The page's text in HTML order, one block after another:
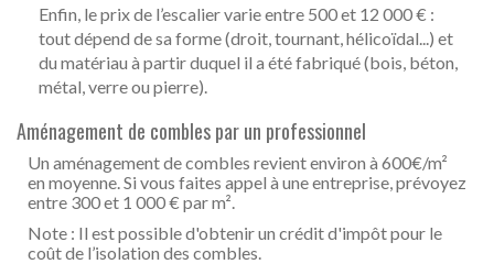
Enfin, le prix de l’escalier varie entre 500 et 12 000 € :
tout dépend de sa forme (droit, tournant, hélicoïdal...) et
du matériau à partir duquel il a été fabriqué (bois, béton,
métal, verre ou pierre).
Aménagement de combles par un professionnel
Un aménagement de combles revient environ à 600€/m²
en moyenne. Si vous faites appel à une entreprise, prévoyez
entre 300 et 1 000 € par m².
Note : Il est possible d'obtenir un crédit d'impôt pour le
coût de l’isolation des combles.